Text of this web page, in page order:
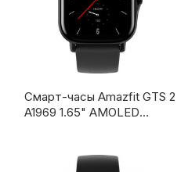
Смарт-часы Amazfit GTS 2
A1969 1.65" AMOLED